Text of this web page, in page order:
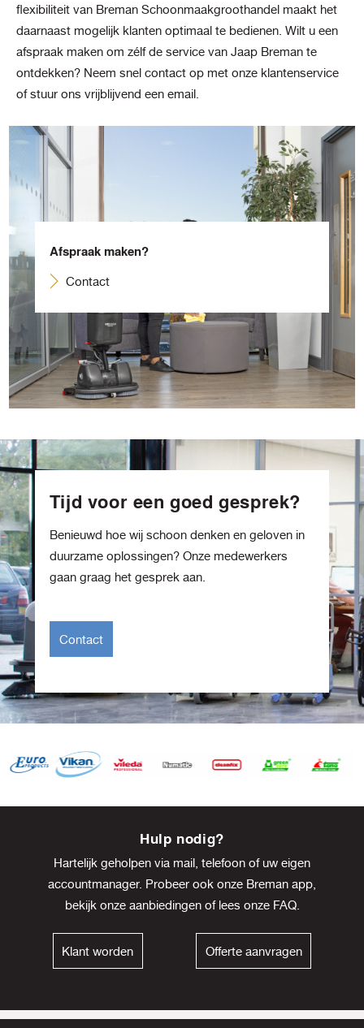
flexibiliteit van Breman Schoonmaakgroothandel maakt het
daarnaast mogelijk klanten optimaal te bedienen. Wilt u een
afspraak maken om zélf de service van Jaap Breman te
ontdekken? Neem snel contact op met onze klantenservice
of stuur ons vrijblijvend een email.
Afspraak maken?
Contact
Tijd voor een goed gesprek?
Benieuwd hoe wij schoon denken en geloven in
duurzame oplossingen? Onze medewerkers
gaan graag het gesprek aan.
Contact
Hulp nodig?
Hartelijk geholpen via mail, telefoon of uw eigen
accountmanager. Probeer ook onze Breman app,
bekijk onze aanbiedingenof lees onze FAQ.
Klant worden Offerte aanvragen